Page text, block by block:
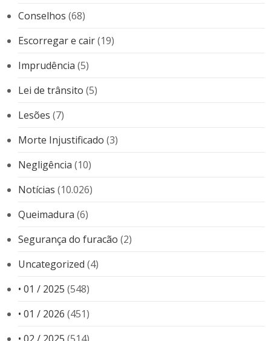
Conselhos (68)
Escorregar e cair(19)
Imprudência (5)
Lei de trânsito (5)
Lesões (7)
Morte Injustificado (3)
Negligência (10)
Notícias (10.026)
Queimadura (6)
Segurança do furacão (2)
Uncategorized (4)
• 01 / 2025 (548)
• 01 / 2026 (451)